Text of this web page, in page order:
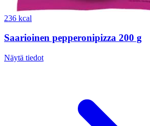
236 kcal
Saarioinen pepperonipizza 200 g
Näytä tiedot